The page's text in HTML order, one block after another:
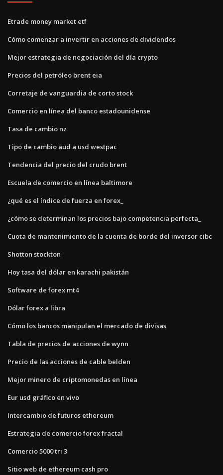
Etrade money market etf
Cómo comenzar a invertir en acciones de dividendos
Mejor estrategia de negociación del día crypto
Precios del petróleo brent eia
Corretaje de vanguardia de corto stock
Comercio en línea del banco estadounidense
Tasa de cambio nz
Tipo de cambio aud a usd westpac
Tendencia del precio del crudo brent
Escuela de comercio en línea baltimore
¿qué es el índice de fuerza en forex_
¿cómo se determinan los precios bajo competencia perfecta_
Cuota de mantenimiento de la cuenta de borde del inversor cibc
Shotton stockton
Hoy tasa del dólar en karachi pakistán
Software de forex mt4
Dólar forex a libra
Cómo los bancos manipulan el mercado de divisas
Tabla de precios de acciones de wynn
Precio de las acciones de cable belden
Mejor minero de criptomonedas en línea
Eur usd gráfico en vivo
Intercambio de futuros ethereum
Estrategia de comercio forex fractal
Comercio 5000 tri 3
Sitio web de ethereum cash pro